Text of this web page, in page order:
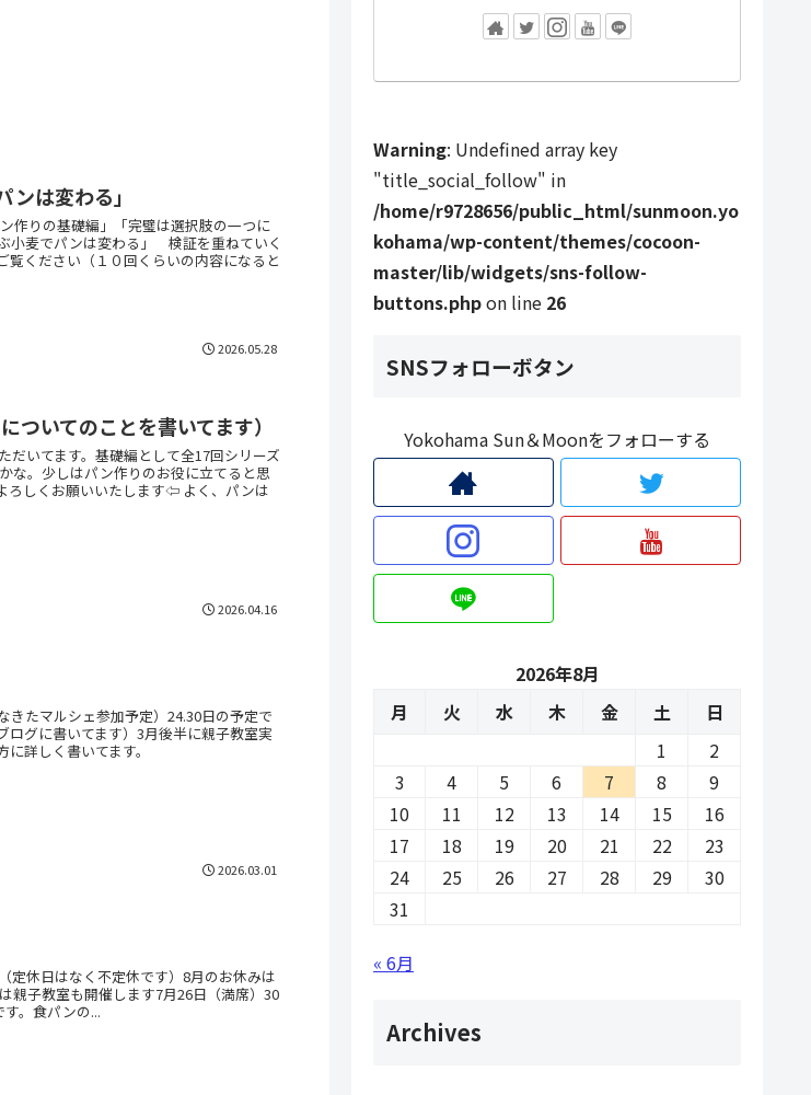
リーズ
ンは変わる」
作りの基礎編」「完璧は選択肢の一つに
小麦でパンは変わる」 検証を重ねていく
覧ください（１０回くらいの内容になると
2026.05.28
いてのことを書いてます）
だいてます。基礎編として全17回シリーズ
な。少しはパン作りのお役に立てると思
ろしくお願いいたします⇦ よく、パンは
2026.04.16
きたマルシェ参加予定）24.30日の予定で
ログに書いてます）3月後半に親子教室実
詳しく書いてます。
2026.03.01
定休日はなく不定休です）8月のお休みは
親子教室も開催します7月26日（満席）30
す。食パンの...
Warning: Undefined array key
"title_social_follow" in
/home/r9728656/public_html/sunmoon.yo
kohama/wp-content/themes/cocoon-
master/lib/widgets/sns-follow-
buttons.phpon line 26
SNSフォローボタン
Yokohama Sun＆Moonをフォローする
2026年8月
月
火 水 木 金 土
日
1
2
3
4 5 6 7 8
9
10
11 12 13 14 15
16
17
18 19 20 21 22
23
24
25 26 27 28 29
30
31
« 6月
Archives